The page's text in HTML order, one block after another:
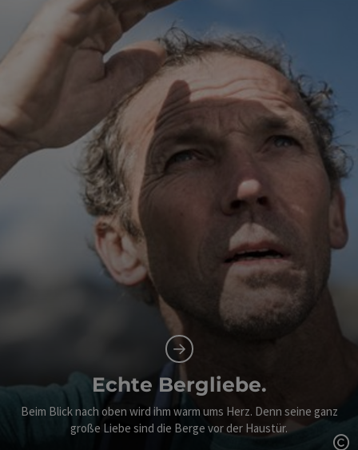
Echte Bergliebe.
Beim Blick nach oben wird ihm warm ums Herz. Denn seine ganz
große Liebe sind die Berge vor der Haustür.